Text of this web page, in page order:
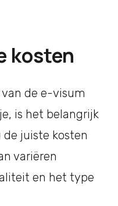
kosten
de e-visum
is het belangrijk
juiste kosten
variëren
en het type